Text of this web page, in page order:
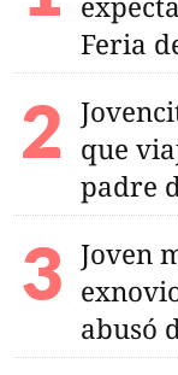
Feria
que
padre
Joven
abusó